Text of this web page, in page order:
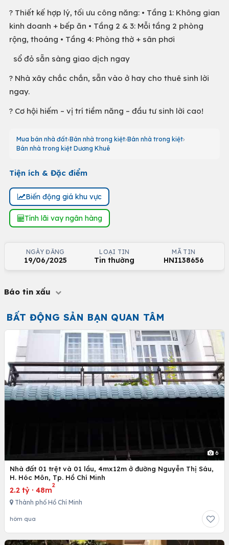
? Thiết kế hợp lý, tối ưu công năng: • Tầng 1: Không gian
kinh doanh + bếp ăn • Tầng 2 & 3: Mỗi tầng 2 phòng
rộng, thoáng • Tầng 4: Phòng thờ + sân phơi
sổ đỏ sẵn sàng giao dịch ngay
? Nhà xây chắc chắn, sẵn vào ở hay cho thuê sinh lời
ngay.
? Cơ hội hiếm – vị trí tiềm năng – đầu tư sinh lời cao!
Mua bán nhà đất Bán nhà trong kiệt Bán nhà trong kiệt
Bán nhà trong kiệt Dương Khuê
Tiện ích & Đặc điểm
Biến động giá khu vực
Tính lãi vay ngân hàng
NGÀY ĐĂNG
19/06/2025
LOẠI TIN
Tin thường
MÃ TIN
HNI138656
Báo tin xấu
BẤT ĐỘNG SẢN BẠN QUAN TÂM
6
Nhà đất 01 trệt và 01 lầu, 4mx12m ở đường Nguyễn Thị Sáu,
H. Hóc Môn, Tp. Hồ Chí Minh
2.2 tỷ · 48m
2
Thành phố Hồ Chí Minh
hôm qua